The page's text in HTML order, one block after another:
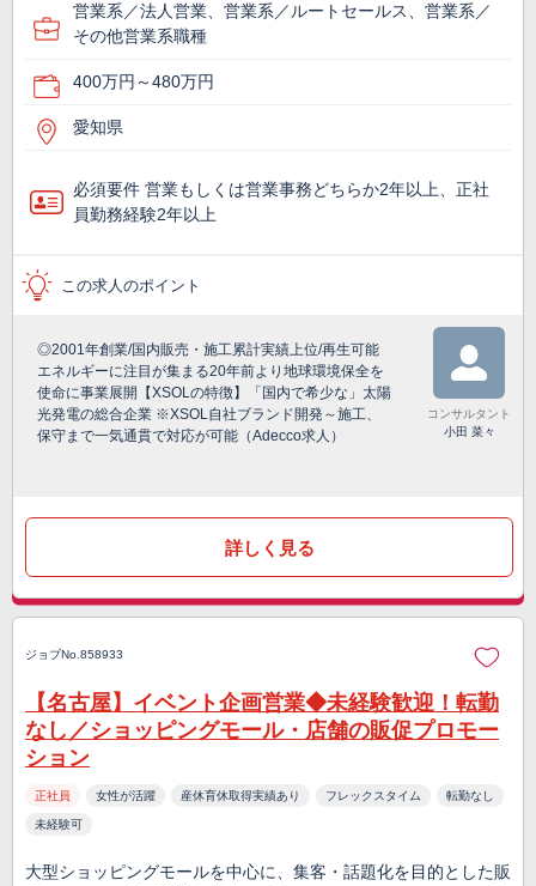
営業系／法人営業、営業系／ルートセールス、営業系／
その他営業系職種
400万円～480万円
愛知県
必須要件 営業もしくは営業事務どちらか2年以上、正社
員勤務経験2年以上
この求人のポイント
◎2001年創業/国内販売・施工累計実績上位/再生可能
エネルギーに注目が集まる20年前より地球環境保全を
使命に事業展開【XSOLの特徴】「国内で希少な」太陽
光発電の総合企業 ※XSOL自社ブランド開発～施工、
保守まで一気通貫で対応が可能（Adecco求人）
コンサルタント
小田 菜々
詳しく見る
ジョブNo.858933
【名古屋】イベント企画営業◆未経験歓迎！転勤
なし／ショッピングモール・店舗の販促プロモー
ション
正社員 女性が活躍 産休育休取得実績あり フレックスタイム 転勤なし
未経験可
大型ショッピングモールを中心に、集客・話題化を目的とした販